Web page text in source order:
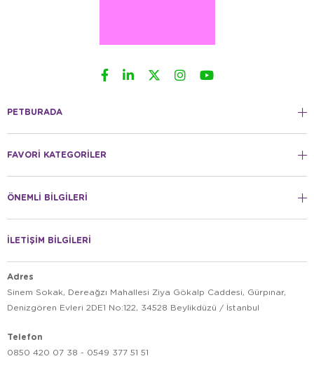
PETBURADA
FAVORİ KATEGORİLER
ÖNEMLİ BİLGİLERİ
İLETİŞİM BİLGİLERİ
Adres
Sinem Sokak, Dereağzı Mahallesi Ziya Gökalp Caddesi, Gürpınar,
Denizgören Evleri 2DE1 No:122, 34528 Beylikdüzü / İstanbul
Telefon
0850 420 07 38 - 0549 377 51 51